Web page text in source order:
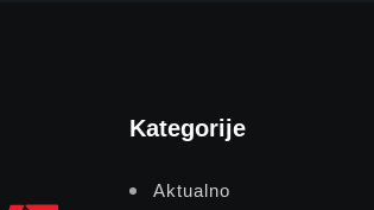
Kategorije
Aktualno